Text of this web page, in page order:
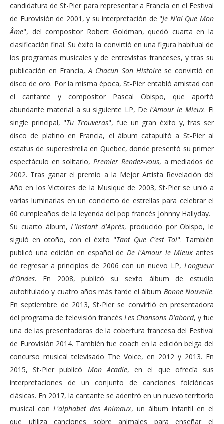
candidatura de St-Pier para representar a Francia en el Festival
de Eurovisión de 2001, y su interpretación de "Je N'ai Que Mon
Âme", del compositor Robert Goldman, quedó cuarta en la
clasificación final. Su éxito la convirtió en una figura habitual de
los programas musicales y de entrevistas franceses, y tras su
publicación en Francia,A Chacun Son Histoirese convirtió en
disco de oro. Por la misma época, St-Pier entabló amistad con
el cantante y compositor Pascal Obispo, que aportó
abundante material a su siguiente LP, De l'Amour le Mieux. El
single principal, "Tu Trouveras", fue un gran éxito y, tras ser
disco de platino en Francia, el álbum catapultó a St-Pier al
estatus de superestrella en Quebec, donde presentó su primer
espectáculo en solitario,Premier Rendez-vous, a mediados de
2002. Tras ganar el premio a la Mejor Artista Revelación del
Año en los Victoires de la Musique de 2003, St-Pier se unió a
varias luminarias en un concierto de estrellas para celebrar el
60 cumpleaños de la leyenda del pop francés Johnny Hallyday.
Su cuarto álbum,L'Instant d'Après, producido por Obispo, le
siguió en otoño, con el éxito "Tant Que C'est Toi". También
publicó una edición en español deDe l'Amour le Mieux antes
de regresar a principios de 2006 con un nuevo LP, Longueur
d'Ondes. En 2008, publicó su sexto álbum de estudio
autotitulado y cuatro años más tarde el álbum Bonne Nouvelle.
En septiembre de 2013, St-Pier se convirtió en presentadora
del programa de televisión francésLes Chansons D'abord, y fue
una de las presentadoras de la cobertura francesa del Festival
de Eurovisión 2014. También fue coach en la edición belga del
concurso musical televisado The Voice, en 2012 y 2013. En
2015, St-Pier publicó Mon Acadie, en el que ofrecía sus
interpretaciones de un conjunto de canciones folclóricas
clásicas. En 2017, la cantante se adentró en un nuevo territorio
musical con L'alphabet des Animaux, un álbum infantil en el
que utiliza canciones sobre animales para enseñar el